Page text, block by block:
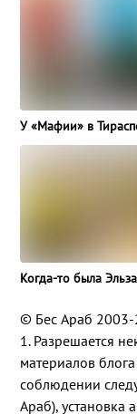
У «Мафии» в
Когда-то была Эльза
© Бес Араб
1. Разрешается
материалов
соблюдении
Араб), установка